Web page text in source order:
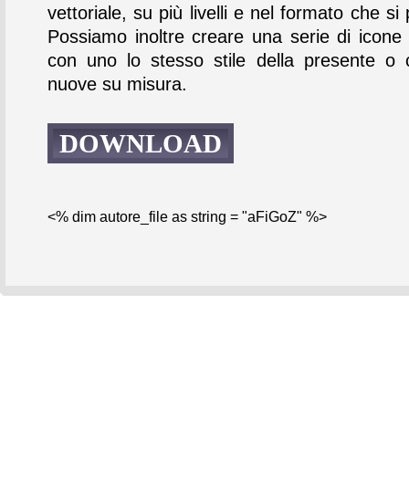
vettoriale, su più livelli e nel formato che si
Possiamo inoltre creare una serie di icone
con uno lo stesso stile della presente o
nuove su misura.
DOWNLOAD
<% dim autore_file as string = "aFiGoZ" %>